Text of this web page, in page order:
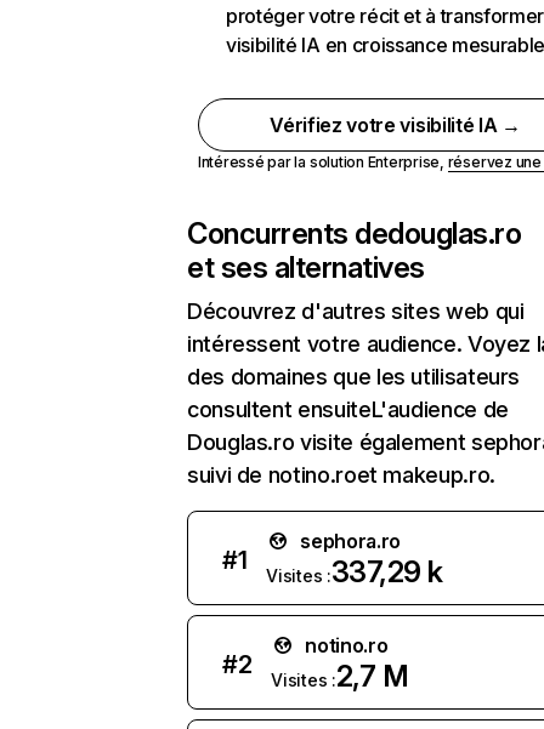
protéger votre récit et à
visibilité IA en croissance
Vérifiez votre visibilité IA →
Intéressé par la solution Enterprise, réservez
Concurrents dedouglas.ro
et ses alternatives
Découvrez d'autres sites web qui
intéressent votre audience. Voyez
des domaines que les utilisateurs
consultent ensuiteL'audience de
Douglas.ro visite également
suivi de notino.roet makeup.ro.
#1
sephora.ro
Visites :337,29 k
#2
notino.ro
Visites :2,7 M